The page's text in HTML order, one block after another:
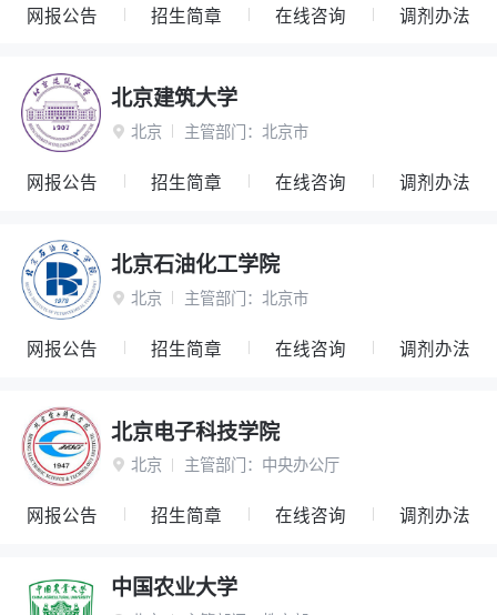
网报公告 招生简章 在线咨询 调剂办法
北京建筑大学
 北京 主管部门： 北京市
网报公告 招生简章 在线咨询 调剂办法
北京石油化工学院
 北京 主管部门： 北京市
网报公告 招生简章 在线咨询 调剂办法
北京电子科技学院
 北京 主管部门： 中央办公厅
网报公告 招生简章 在线咨询 调剂办法
中国农业大学